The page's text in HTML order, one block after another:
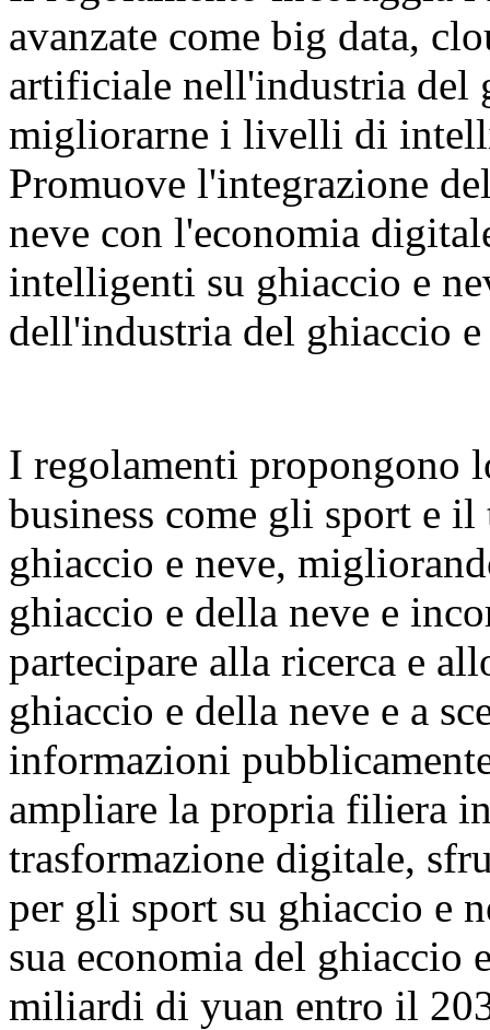
avanzate come big data,
artificiale nell'industria del
migliorarne i livelli di
Promuove l'integrazione
neve con l'economia
intelligenti su ghiaccio e
dell'industria del ghiaccio
I regolamenti
business come gli sport e
ghiaccio e neve,
ghiaccio e della neve e
partecipare alla ricerca e
ghiaccio e della neve e a
informazioni
ampliare la propria filiera
trasformazione digitale,
per gli sport su ghiaccio e
sua economia del ghiaccio
miliardi di yuan entro il